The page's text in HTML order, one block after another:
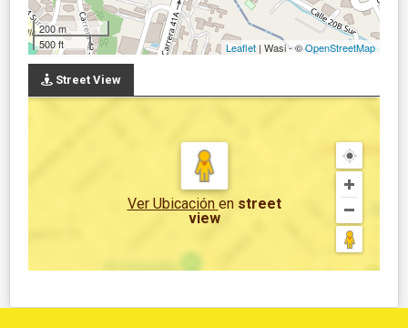
200 m
500 ft
Leaflet | Wasi - ©OpenStreetMap
Street View
Ver Ubicación en street
view